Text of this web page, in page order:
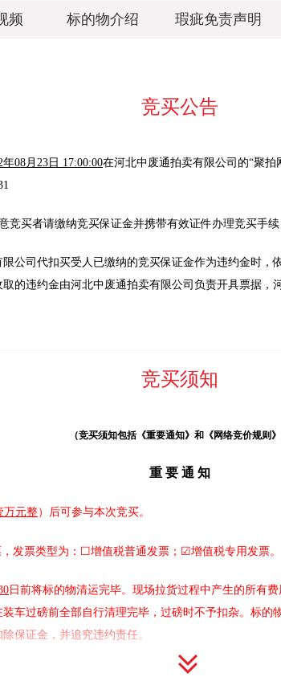
频 标的物介绍 瑕疵免责声明
竞买公告
年08月23日 17:00:00在河北中废通拍卖有限公司 的“聚拍
竞买者请缴纳竞买保证金并携带有效证件办理竞买手
公司代扣买受人已缴纳的竞买保证金作为违约金时
的违约金由河北中废通拍卖有限公司负责开具票据
竞买须知
（竞买须知包括《重要通知》和《网络竞价规则》
重 要 通 知
万元整）后可参与本次竞买。
，发票类型为：☐增值税普通发票；☑增值税专用发票。
日前将标的物清运完毕。现场拉货过程中产生的所有
车过磅前全部自行清理完毕，过磅时不予扣杂。 标的
保证金，并追究违约责任。